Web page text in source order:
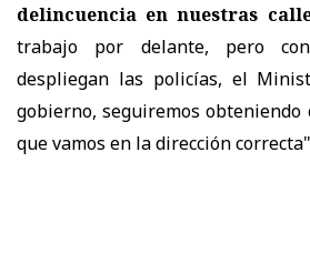
delincuencia en nuestras
trabajo por delante, pero
despliegan las policías, el
gobierno, seguiremos
que vamos en la dirección